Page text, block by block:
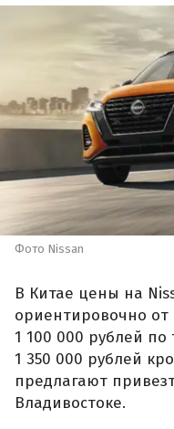
Фото Nissan
В Китае цены на
ориентировочно
1 100 000 рублей по
1 350 000 рублей
предлагают
Владивостоке.